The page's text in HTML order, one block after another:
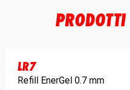
PRODOTTI
LR7
Refill EnerGel 0.7 mm